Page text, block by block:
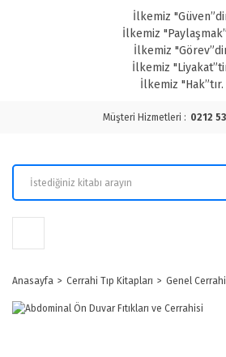
İlkemiz
İlkemiz
İlkemiz
İlkemiz
İlkemiz "Hak”tır.
Müşteri Hizmetleri : 0212
Anasayfa Cerrahi Tıp Kitapları Genel